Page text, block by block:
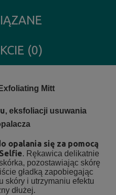
(0)
Mitt
, eksfoliacji usuwania
opalania się za pomocą
. Rękawica delikatnie
pozostawiając skórę
gładką zapobiegając
skóry i utrzymaniu efektu
dłużej.